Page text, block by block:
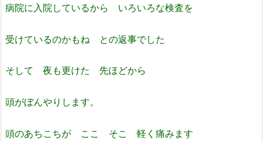
病院に入院しているから いろいろな検査を
受けているのかもね との返事でした
そして 夜も更けた 先ほどから
頭がぼんやりします。
頭のあちこちが ここ そこ 軽く痛みます